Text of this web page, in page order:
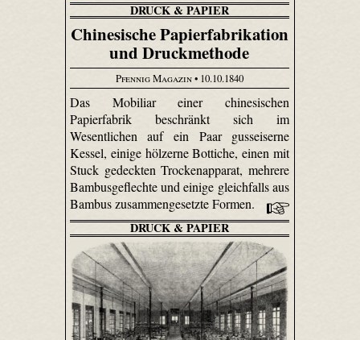
DRUCK & PAPIER
Chinesische Papierfabrikation
und Druckmethode
Pfennig Magazin• 10.10.1840
Das Mobiliar einer chinesischen
Papierfabrik beschränkt sich im
Wesentlichen auf ein Paar gusseiserne
Kessel, einige hölzerne Bottiche, einen mit
Stuck gedeckten Trockenapparat, mehrere
Bambus­geflechte und einige gleichfalls aus
Bambus zusammengesetzte Formen.
DRUCK & PAPIER